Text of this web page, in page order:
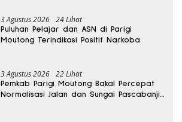
3 Agustus 2026 24 Lihat
Puluhan Pelajar dan ASN di Parigi
Moutong Terindikasi Positif Narkoba
3 Agustus 2026 22 Lihat
Pemkab Parigi Moutong Bakal Percepat
Normalisasi Jalan dan Sungai Pascabanjir